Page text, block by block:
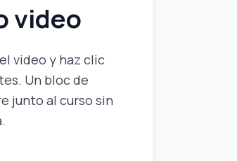
video
video y haz clic
Un bloc de
junto al curso sin